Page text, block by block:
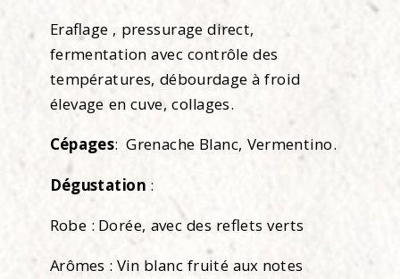
Eraflage , pressurage direct,
fermentation avec contrôle des
températures, débourdage à froid
élevage en cuve, collages.
Cépages: Grenache Blanc, Vermentino.
Dégustation:
Robe : Dorée, avec des reflets verts
Arômes : Vin blanc fruité aux notes